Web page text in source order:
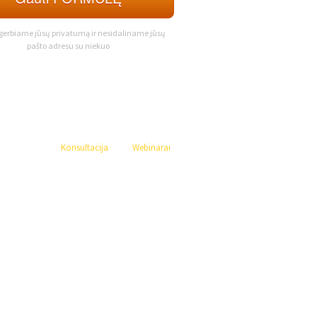
jūsų privatumą ir nesidaliname jūsų
pašto adresu su niekuo
Konsultacija Webinarai